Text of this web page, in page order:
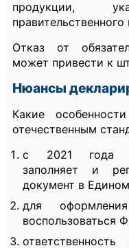
продукции,
Отказ от
может привести к
Нюансы
Какие
отечественным
с 2021 года
заполняет и
документ в
для
воспользоваться